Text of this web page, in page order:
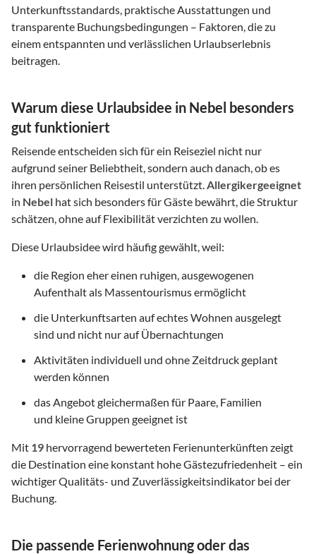
Unterkunftsstandards, praktische Ausstattungen und
transparente Buchungsbedingungen – Faktoren, die zu
einem entspannten und verlässlichen Urlaubserlebnis
beitragen.
Warum diese Urlaubsidee in Nebel besonders
gut funktioniert
Reisende entscheiden sich für ein Reiseziel nicht nur
aufgrund seiner Beliebtheit, sondern auch danach, ob es
ihren persönlichen Reisestil unterstützt. Allergikergeeignet
in Nebel hat sich besonders für Gäste bewährt, die Struktur
schätzen, ohne auf Flexibilität verzichten zu wollen.
Diese Urlaubsidee wird häufig gewählt, weil:
die Region eher einen ruhigen, ausgewogenen
Aufenthalt als Massentourismus ermöglicht
die Unterkunftsarten auf echtes Wohnen ausgelegt
sind und nicht nur auf Übernachtungen
Aktivitäten individuell und ohne Zeitdruck geplant
werden können
das Angebot gleichermaßen für Paare, Familien
und kleine Gruppen geeignet ist
Mit 19 hervorragend bewerteten Ferienunterkünften zeigt
die Destination eine konstant hohe Gästezufriedenheit – ein
wichtiger Qualitäts- und Zuverlässigkeitsindikator bei der
Buchung.
Die passende Ferienwohnung oder das